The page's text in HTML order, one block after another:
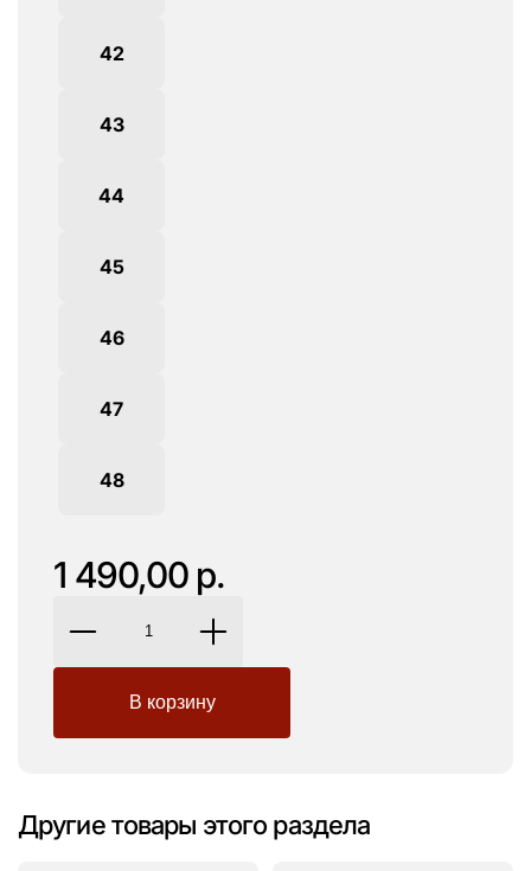
42
43
44
45
46
47
48
1 490,00 р.
Другие товары этого раздела